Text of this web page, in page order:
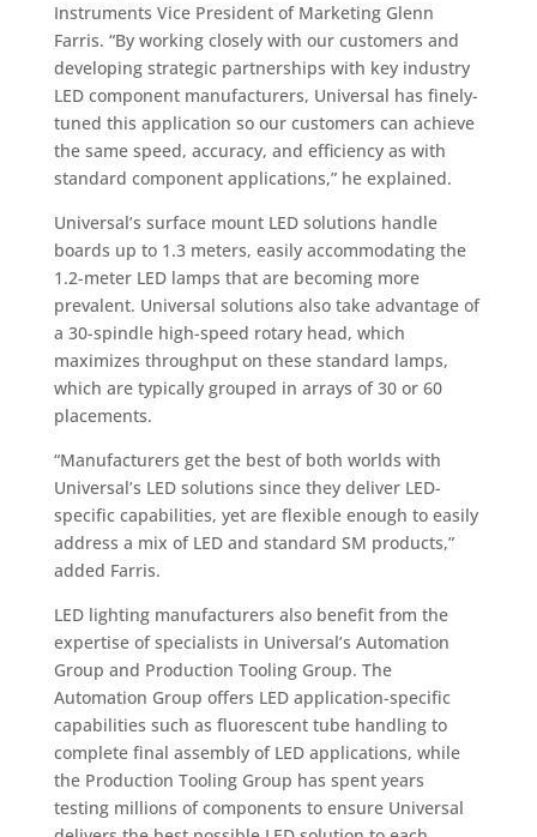
Instruments Vice President of Marketing Glenn
Farris. “By working closely with our customers and
developing strategic partnerships with key industry
LED component manufacturers, Universal has finely-
tuned this application so our customers can achieve
the same speed, accuracy, and efficiency as with
standard component applications,” he explained.
Universal’s surface mount LED solutions handle
boards up to 1.3 meters, easily accommodating the
1.2-meter LED lamps that are becoming more
prevalent. Universal solutions also take advantage of
a 30-spindle high-speed rotary head, which
maximizes throughput on these standard lamps,
which are typically grouped in arrays of 30 or 60
placements.
“Manufacturers get the best of both worlds with
Universal’s LED solutions since they deliver LED-
specific capabilities, yet are flexible enough to easily
address a mix of LED and standard SM products,”
added Farris.
LED lighting manufacturers also benefit from the
expertise of specialists in Universal’s Automation
Group and Production Tooling Group. The
Automation Group offers LED application-specific
capabilities such as fluorescent tube handling to
complete final assembly of LED applications, while
the Production Tooling Group has spent years
testing millions of components to ensure Universal